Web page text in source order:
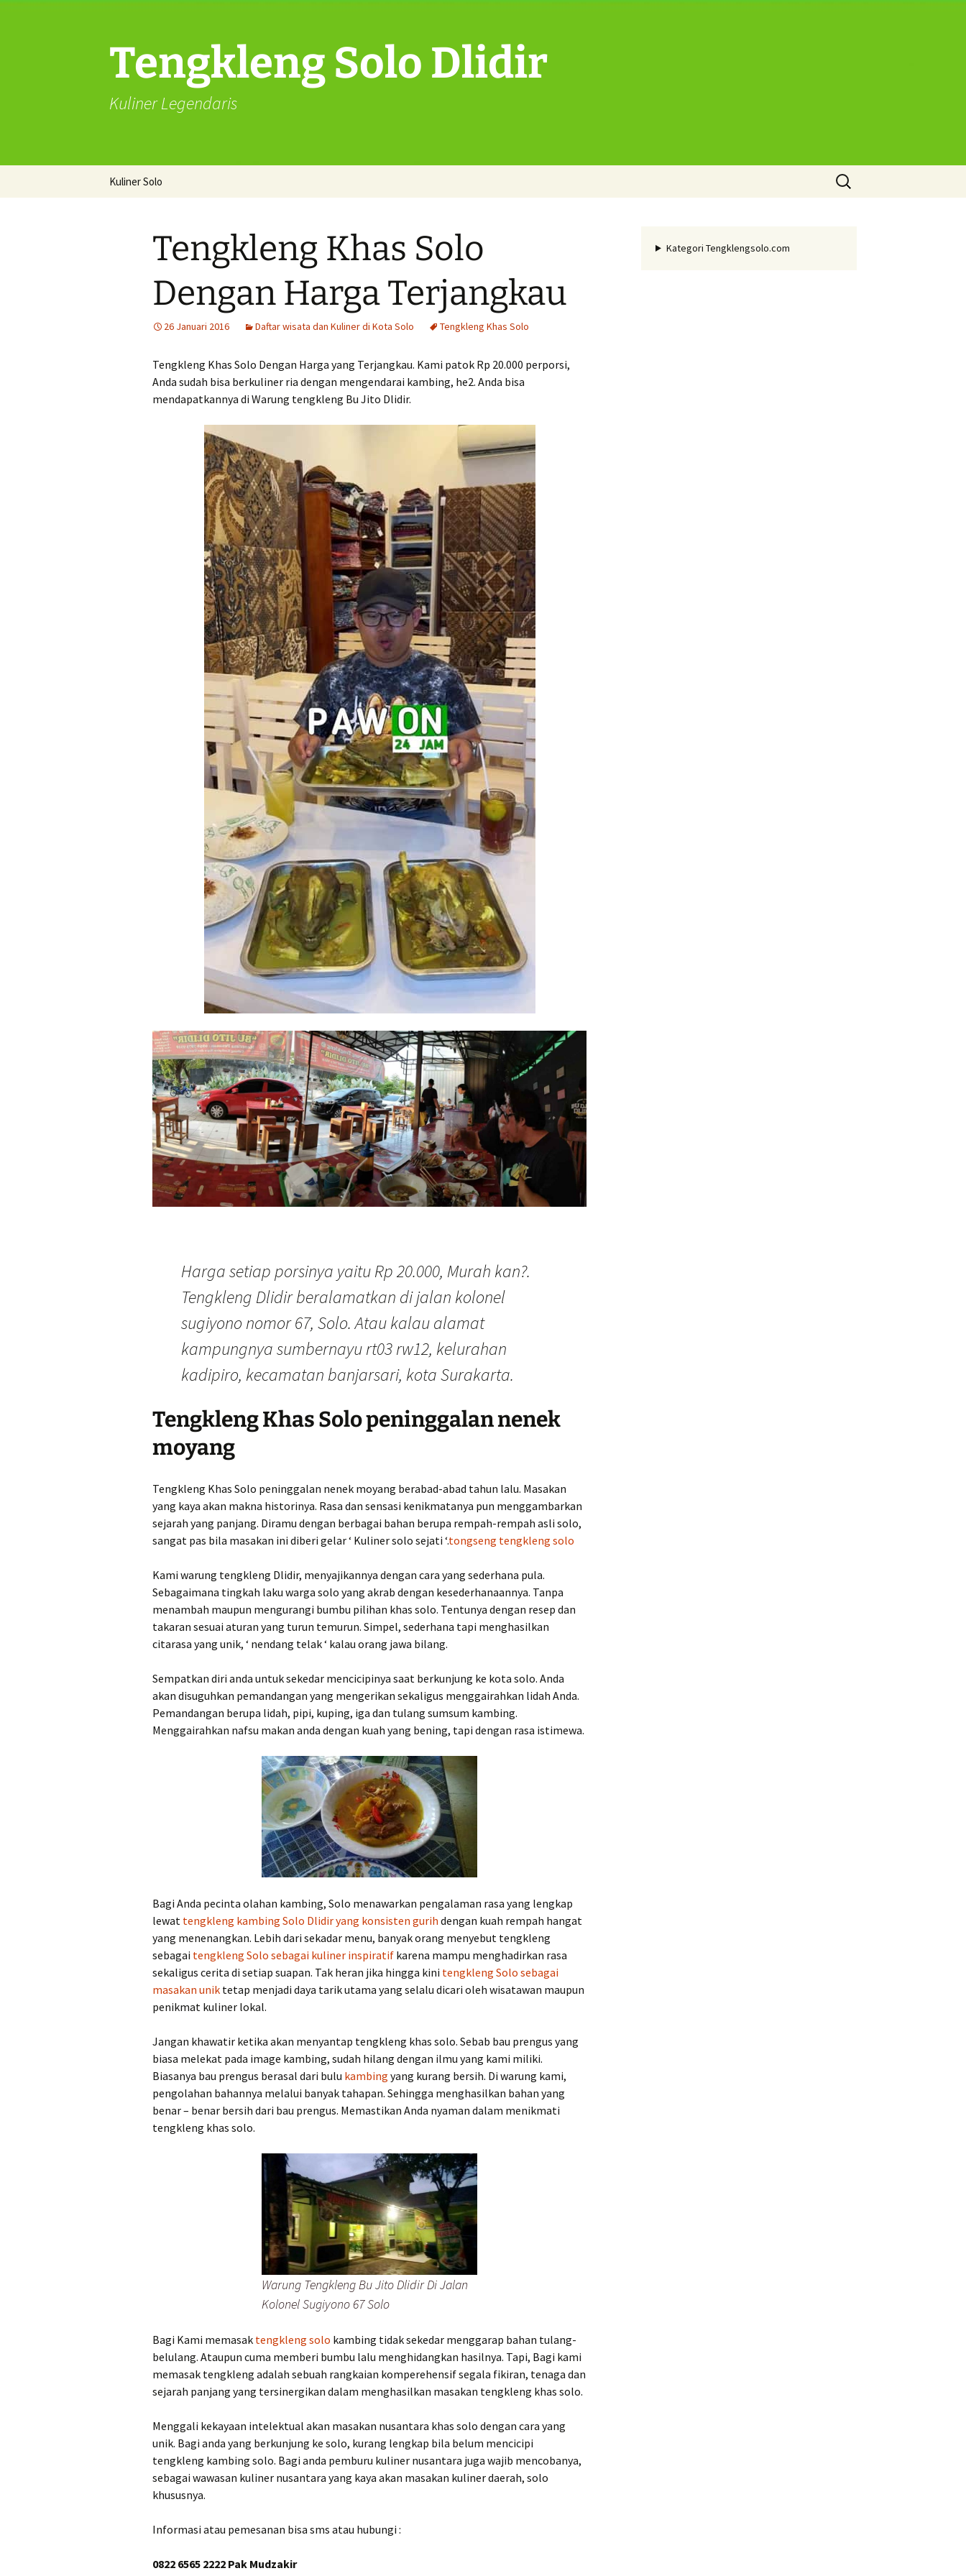
Tengkleng Solo Dlidir
Kuliner Legendaris
Kuliner Solo
Catering solo
Tempat Makan Ideal
Tengkleng solo Bu Jito
Dlidir Klasik Legendaris
Kuliner Malam Solo Murah
Cari
untuk:
Tengkleng Khas Solo
Dengan Harga Terjangkau
26 Januari 2016 Daftar wisata dan Kuliner di Kota Solo Tengkleng Khas Solo
Tengkleng Khas Solo Dengan Harga yang Terjangkau. Kami patok Rp 20.000 perporsi,
Anda sudah bisa berkuliner ria dengan mengendarai kambing, he2. Anda bisa
mendapatkannya di Warung tengkleng Bu Jito Dlidir.
Harga setiap porsinya yaitu Rp 20.000, Murah kan?.
Tengkleng Dlidir beralamatkan di jalan kolonel
sugiyono nomor 67, Solo. Atau kalau alamat
kampungnya sumbernayu rt03 rw12, kelurahan
kadipiro, kecamatan banjarsari, kota Surakarta.
Tengkleng Khas Solo peninggalan nenek
moyang
Tengkleng Khas Solo peninggalan nenek moyang berabad-abad tahun lalu. Masakan
yang kaya akan makna historinya. Rasa dan sensasi kenikmatanya pun menggambarkan
sejarah yang panjang. Diramu dengan berbagai bahan berupa rempah-rempah asli solo,
sangat pas bila masakan ini diberi gelar ‘ Kuliner solo sejati ‘.tongseng tengkleng solo
Kami warung tengkleng Dlidir, menyajikannya dengan cara yang sederhana pula.
Sebagaimana tingkah laku warga solo yang akrab dengan kesederhanaannya. Tanpa
menambah maupun mengurangi bumbu pilihan khas solo. Tentunya dengan resep dan
takaran sesuai aturan yang turun temurun. Simpel, sederhana tapi menghasilkan
citarasa yang unik, ‘ nendang telak ‘ kalau orang jawa bilang.
Sempatkan diri anda untuk sekedar mencicipinya saat berkunjung ke kota solo. Anda
akan disuguhkan pemandangan yang mengerikan sekaligus menggairahkan lidah Anda.
Pemandangan berupa lidah, pipi, kuping, iga dan tulang sumsum kambing.
Menggairahkan nafsu makan anda dengan kuah yang bening, tapi dengan rasa istimewa.
Bagi Anda pecinta olahan kambing, Solo menawarkan pengalaman rasa yang lengkap
lewat tengkleng kambing Solo Dlidir yang konsisten gurih dengan kuah rempah hangat
yang menenangkan. Lebih dari sekadar menu, banyak orang menyebut tengkleng
sebagai tengkleng Solo sebagai kuliner inspiratif karena mampu menghadirkan rasa
sekaligus cerita di setiap suapan. Tak heran jika hingga kini tengkleng Solo sebagai
masakan unik tetap menjadi daya tarik utama yang selalu dicari oleh wisatawan maupun
penikmat kuliner lokal.
Jangan khawatir ketika akan menyantap tengkleng khas solo. Sebab bau prengus yang
biasa melekat pada image kambing, sudah hilang dengan ilmu yang kami miliki.
Biasanya bau prengus berasal dari bulu kambing yang kurang bersih. Di warung kami,
pengolahan bahannya melalui banyak tahapan. Sehingga menghasilkan bahan yang
benar – benar bersih dari bau prengus. Memastikan Anda nyaman dalam menikmati
tengkleng khas solo.
Warung Tengkleng Bu Jito Dlidir Di Jalan
Kolonel Sugiyono 67 Solo
Bagi Kami memasak tengkleng solo kambing tidak sekedar menggarap bahan tulang-
belulang. Ataupun cuma memberi bumbu lalu menghidangkan hasilnya. Tapi, Bagi kami
memasak tengkleng adalah sebuah rangkaian komperehensif segala fikiran, tenaga dan
sejarah panjang yang tersinergikan dalam menghasilkan masakan tengkleng khas solo.
Menggali kekayaan intelektual akan masakan nusantara khas solo dengan cara yang
unik. Bagi anda yang berkunjung ke solo, kurang lengkap bila belum mencicipi
tengkleng kambing solo. Bagi anda pemburu kuliner nusantara juga wajib mencobanya,
sebagai wawasan kuliner nusantara yang kaya akan masakan kuliner daerah, solo
khususnya.
Informasi atau pemesanan bisa sms atau hubungi :
0822 6565 2222 Pak Mudzakir
Kategori Tengklengsolo.com